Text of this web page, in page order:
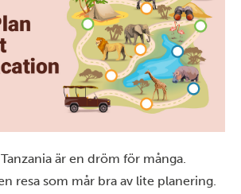
är en dröm för många.
resa som mår bra av lite planering.